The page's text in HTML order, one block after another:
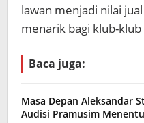
lawan menjadi nilai
menarik bagi klub-klub
Baca juga:
Masa Depan Aleksandar
Audisi Pramusim